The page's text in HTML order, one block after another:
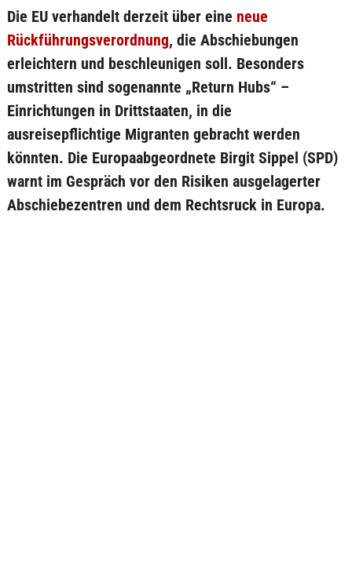
Die EU verhandelt derzeit über eine neue
Rückführungsverordnung, die Abschiebungen
erleichtern und beschleunigen soll. Besonders
umstritten sind sogenannte „Return Hubs“ –
Einrichtungen in Drittstaaten, in die
ausreisepflichtige Migranten gebracht werden
könnten. Die Europaabgeordnete Birgit Sippel (SPD)
warnt im Gespräch vor den Risiken ausgelagerter
Abschiebezentren und dem Rechtsruck in Europa.